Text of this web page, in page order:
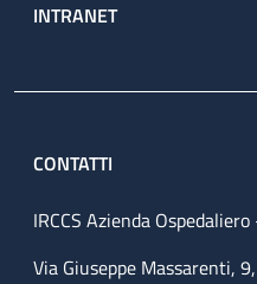
INTRANET
CONTATTI
IRCCS Azienda
Via Giuseppe Massarenti,